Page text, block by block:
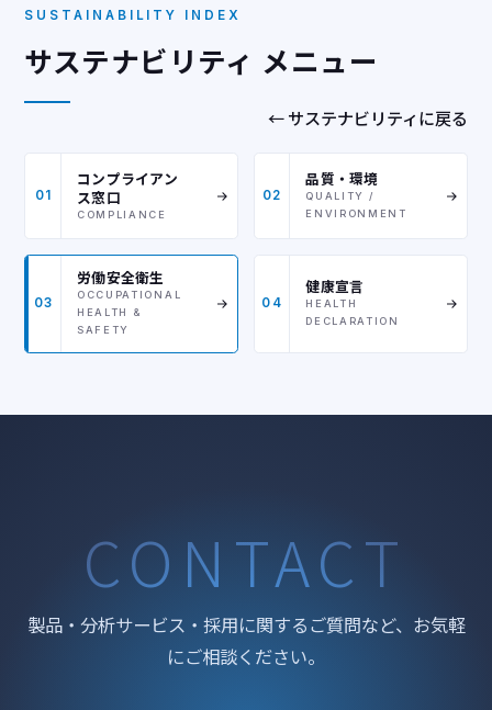
SUSTAINABILITY INDEX
サステナビリティ メニュー
← サステナビリティに戻る
01
コンプライアン
ス窓口
COMPLIANCE
02
品質・環境
QUALITY /
ENVIRONMENT
03
労働安全衛生
OCCUPATIONAL
HEALTH &
SAFETY
04
健康宣言
HEALTH
DECLARATION
CONTACT
製品・分析サービス・採用に関するご質問など、お気軽
にご相談ください。